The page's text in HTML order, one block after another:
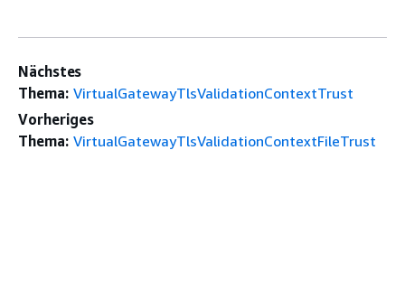
Nächstes
Thema: VirtualGatewayTlsValidationContextTrust
Vorheriges
Thema: VirtualGatewayTlsValidationContextFileTrust